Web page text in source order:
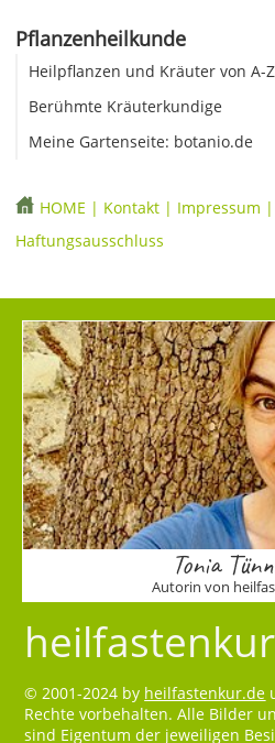
Pflanzenheilkunde
Heilpflanzen und Kräuter von A-Z
Berühmte Kräuterkundige
Meine Gartenseite: botanio.de
HOME | Kontakt | Impressum |
Haftungsausschluss
Tonia
Autorin von
© 2001-2024 by heilfastenkur.de
Rechte vorbehalten. Alle Bilder
sind Eigentum der jeweiligen